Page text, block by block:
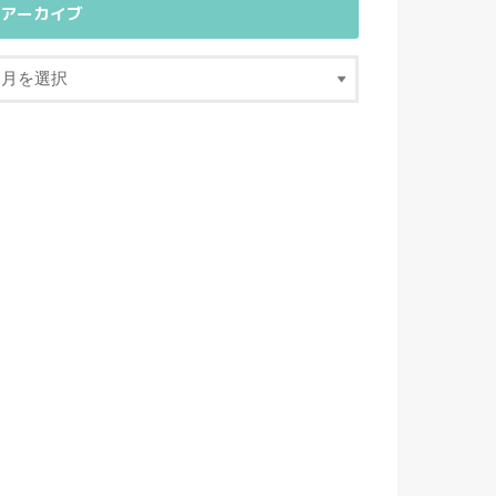
アーカイブ